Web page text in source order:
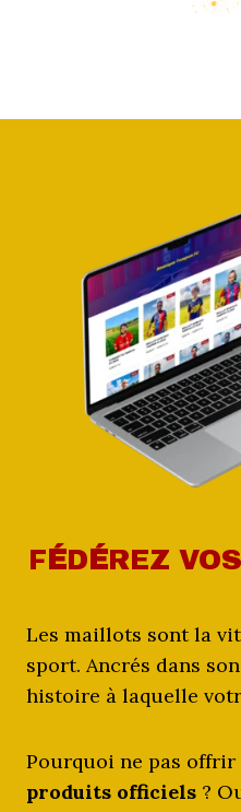
F ÉD ÉREZ
Les maillots sont la
sport. Ancrés dans
histoire à laquelle
Pourquoi ne pas offrir
produits officiels ?